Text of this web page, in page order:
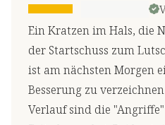
Ein Kratzen im Hals, die
der Startschuss zum
ist am nächsten Morgen
Besserung zu
Verlauf sind die